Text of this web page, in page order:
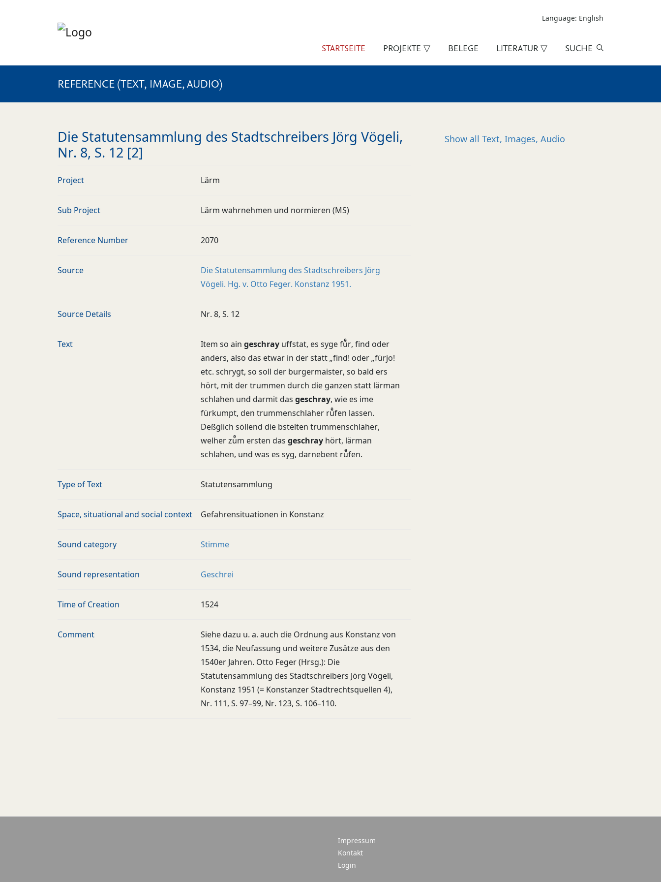
Language: English
STARTSEITE PROJEKTE ▽ BELEGE LITERATUR ▽ SUCHE
REFERENCE (TEXT, IMAGE, AUDIO)
Die Statutensammlung des Stadtschreibers Jörg Vögeli,
Nr. 8, S. 12 [2]
Project Lärm
Sub Project Lärm wahrnehmen und normieren (MS)
Reference Number 2070
Source
Die Statutensammlung des Stadtschreibers Jörg
Vögeli. Hg. v. Otto Feger. Konstanz 1951.
Source Details Nr. 8, S. 12
Text Item so ain geschray uffstat, es syge fuͤr, find oder
anders, also das etwar in der statt „find! oder „fürjo!
etc. schrygt, so soll der burgermaister, so bald ers
hört, mit der trummen durch die ganzen statt lärman
schlahen und darmit das geschray, wie es ime
fürkumpt, den trummenschlaher ruͤfen lassen.
Deßglich söllend die bstelten trummenschlaher,
welher zuͤm ersten das geschray hört, lärman
schlahen, und was es syg, darnebent ruͤfen.
Type of Text Statutensammlung
Space, situational and social context Gefahrensituationen in Konstanz
Sound category Stimme
Sound representation Geschrei
Time of Creation 1524
Comment
Siehe dazu u. a. auch die Ordnung aus Konstanz von
1534, die Neufassung und weitere Zusätze aus den
1540er Jahren. Otto Feger (Hrsg.): Die
Statutensammlung des Stadtschreibers Jörg Vögeli,
Konstanz 1951 (= Konstanzer Stadtrechtsquellen 4),
Nr. 111, S. 97–99, Nr. 123, S. 106–110.
Show all Text, Images, Audio
Impressum
Kontakt
Login